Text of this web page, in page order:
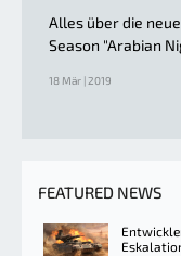
Alles über die
Season "Arabian
18 Mär | 2019
FEATURED NEWS